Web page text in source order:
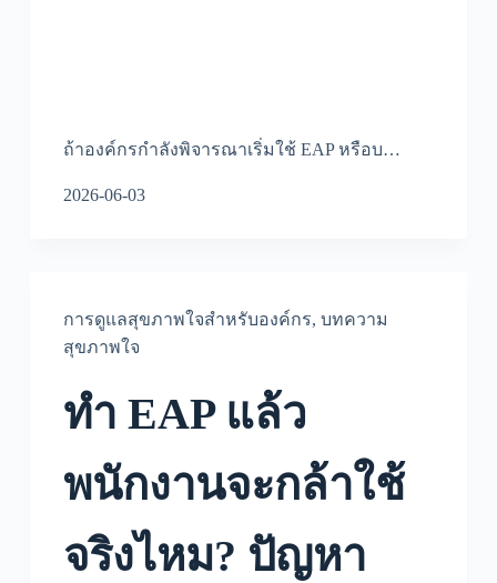
ถ้าองค์กรกำลังพิจารณาเริ่มใช้ EAP หรือบ…
2026-06-03
การดูแลสุขภาพใจสำหรับองค์กร, บทความ
สุขภาพใจ
ทำ EAP แล้ว
พนักงานจะกล้าใช้
จริงไหม? ปัญหา